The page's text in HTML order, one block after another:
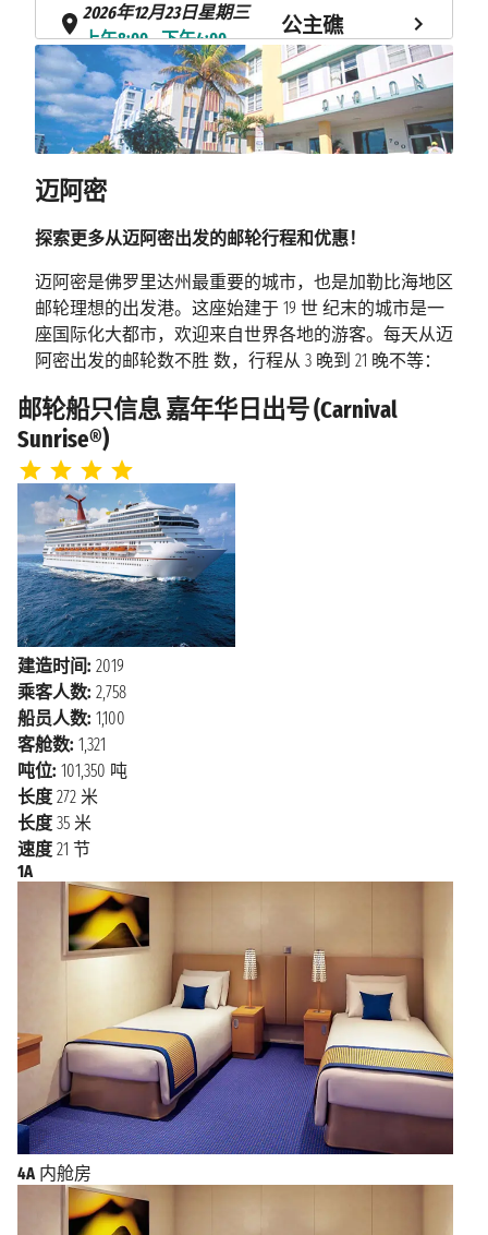
2026年12月23日星期三
上午8:00 - 下午4:00
公主礁
2026年12月24日星期四
上午8:00 - 下午4:00
CELEBRATION
KEY
上午8:00
迈阿密
迈阿密
探索更多从迈阿密出发的邮轮行程和优惠！
迈阿密是佛罗里达州最重要的城市，也是加勒比海地区
邮轮理想的出发港。这座始建于 19 世 纪末的城市是一
座国际化大都市，欢迎来自世界各地的游客。每天从迈
阿密出发的邮轮数不胜 数，行程从 3 晚到 21 晚不等：
与伦比 的价格预订您的下一个假期！
佛罗里达州的蓝天、热闹的夜生活和迷人的古巴文化，
让这座俯瞰大西洋的多语言城市充满了 活力。这里每
年还吸引了来自世界各地的公众人物来此度假，不仅如
此，迈阿密水族馆嬉戏的 海豚和鹦鹉丛林岛振翅飞翔
的热带鸟类也体现了当地优美的自然环境。
邮轮船只信息 嘉年华日出号 (Carnival
Sunrise®)
建造时间: 2019
乘客人数: 2,758
船员人数: 1,100
客舱数: 1,321
吨位: 101,350 吨
长度 272 米
长度 35 米
速度 21 节
1A
4A 内舱房